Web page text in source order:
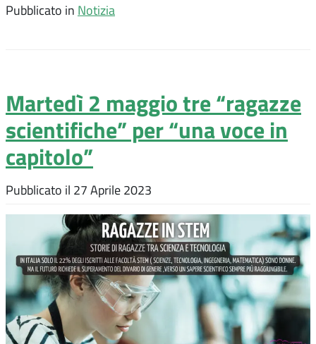
Pubblicato in Notizia
Martedì 2 maggio tre “ragazze
scientifiche” per “una voce in
capitolo”
Pubblicato il 27 Aprile 2023